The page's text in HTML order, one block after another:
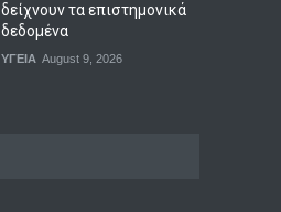
δείχνουν τα επιστημονικά
δεδομένα
ΥΓΕΙΑ August 9, 2026